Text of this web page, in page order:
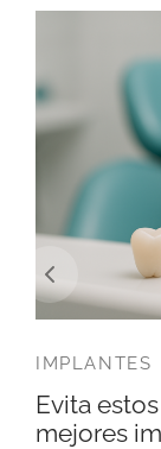
IMPLANTES
Evita
mejores